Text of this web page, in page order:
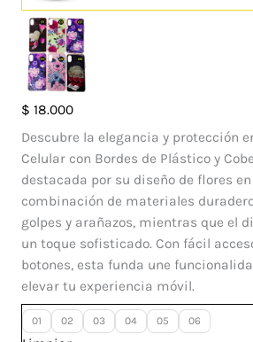
$ 18.000
Descubre la elegancia y protección
Celular con Bordes de Plástico y
destacada por su diseño de flores en
combinación de materiales
golpes y arañazos, mientras que el
un toque sofisticado. Con fácil
botones, esta funda une
elevar tu experiencia móvil.
01 02 03 04 05 06
Case
Rosas
Iphone
XS
cantidad